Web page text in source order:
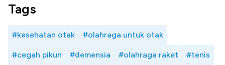
Tags
#kesehatan otak #olahraga untuk otak
#cegah pikun #demensia #olahraga raket #tenis